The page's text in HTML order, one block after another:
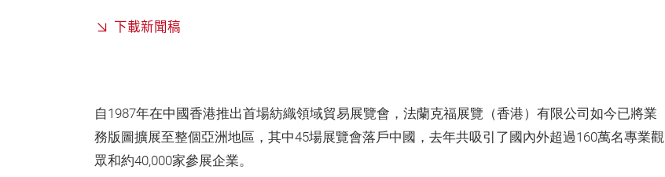
下載新聞稿
自1987年在中國香港推出首場紡織領域貿易展覽會，法蘭克福展覽（香港）有限公司如今已將業
務版圖擴展至整個亞洲地區，其中45場展覽會落戶中國，去年共吸引了國內外超過160萬名專業觀
眾和約40,000家參展企業。